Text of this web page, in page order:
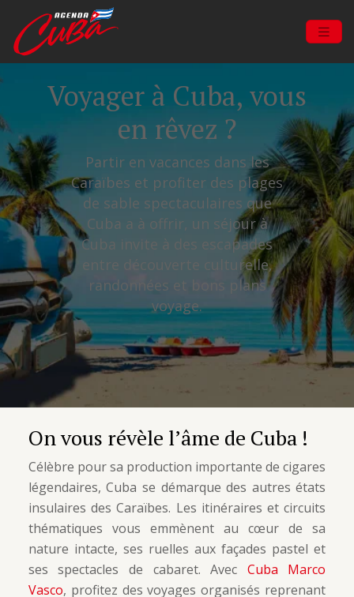
Voyager à Cuba, vous
en rêvez ?
Partir en vacances dans les
Caraïbes et profiter des plages
de sable spectaculaires que
Cuba a à offrir, un séjour à
Cuba invite à des escapades
entre découverte culturelle,
randonnées et bons plans
voyage.
On vous révèle l’âme de Cuba !
Célèbre pour sa production importante de cigares
légendaires, Cuba se démarque des autres états
insulaires des Caraïbes. Les itinéraires et circuits
thématiques vous emmènent au cœur de sa
nature intacte, ses ruelles aux façades pastel et
ses spectacles de cabaret. Avec Cuba Marco
Vasco, profitez des voyages organisés reprenant